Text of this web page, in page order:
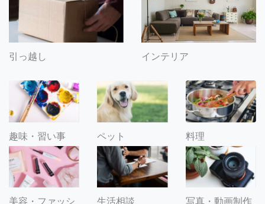
引っ越し インテリア
趣味・習い事 ペット 料理
美容・ファッシ 生活相談 写真・動画制作